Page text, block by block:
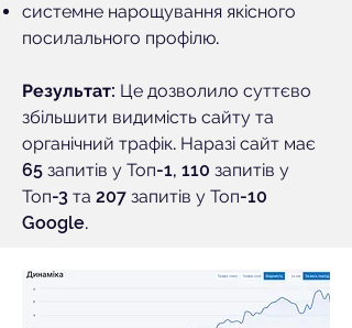
системне нарощування якісного
посилального профілю.
Результат: Це дозволило суттєво
збільшити видимість сайту та
органічний трафік. Наразі сайт має
65 запитів у Топ-1, 110 запитів у
Топ-3 та 207 запитів у Топ-10
Google.